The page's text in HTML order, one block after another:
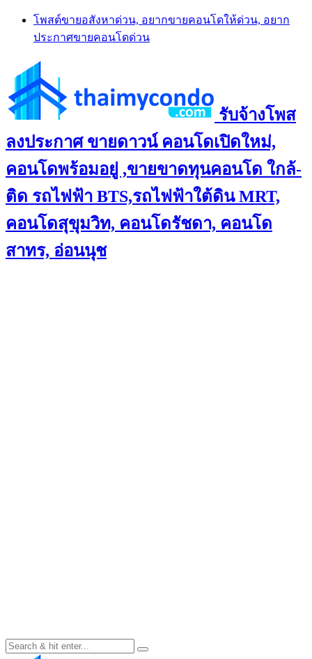
Skip
content
โพสต์ขายอสังหาด่วน, อยากขายคอนโดให้ด่วน, อยาก
ประกาศขายคอนโดด่วน
รับจ้างโพส
ลงประกาศ ขายดาวน์ คอนโดเปิดใหม่,
คอนโดพร้อมอยู่ ,ขายขาดทุนคอนโด ใกล้-
ติด รถไฟฟ้า BTS,รถไฟฟ้าใต้ดิน MRT,
คอนโดสุขุมวิท, คอนโดรัชดา, คอนโด
สาทร, อ่อนนุช